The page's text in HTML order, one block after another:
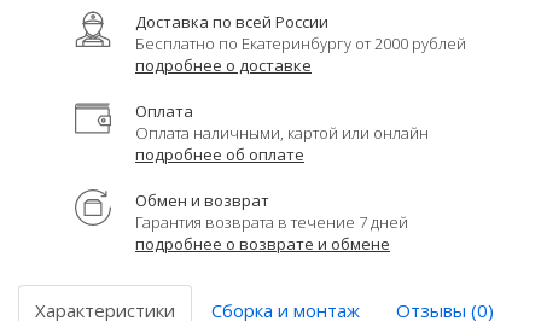
Доставка по всей России
Бесплатно по Екатеринбургу от 2000 рублей
подробнее о доставке
Оплата
Оплата наличными, картой или онлайн
подробнее об оплате
Обмен и возврат
Гарантия возврата в течение 7 дней
подробнее о возврате и обмене
Характеристики Сборка и монтаж Отзывы (0)